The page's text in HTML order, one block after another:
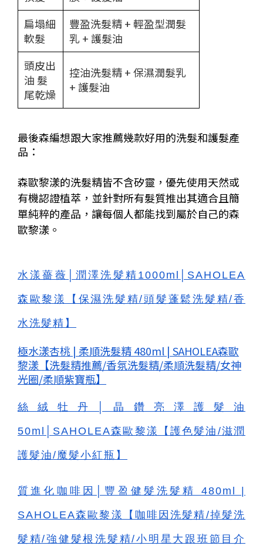
扁塌細
軟髮
豐盈洗髮精 + 輕盈型潤髮
乳 + 護髮油
頭皮出
油 髮
尾乾燥
控油洗髮精 + 保濕潤髮乳
+ 護髮油
最後森編想跟大家推薦幾款好用的洗髮和護髮產
品：
森歐黎漾的洗髮精皆不含矽靈，優先使用天然或
有機認證植萃，並針對所有髮質推出其適合且簡
單純粹的產品，讓每個人都能找到屬於自己的森
歐黎漾。
水漾薔薇│潤澤洗髮精1000ml│SAHOLEA
森歐黎漾【保濕洗髮精/頭髮蓬鬆洗髮精/香
水洗髮精】
極水漾杏桃 | 柔順洗髮精 480ml | SAHOLEA森歐
黎漾【洗髮精推薦/香氛洗髮精/柔順洗髮精/女神
光圈/柔順紫寶瓶】
絲絨牡丹│晶鑽亮澤護髮油
50ml│SAHOLEA森歐黎漾【護色髮油/滋潤
護髮油/魔髮小紅瓶】
質進化咖啡因│豐盈健髮洗髮精 480ml |
SAHOLEA森歐黎漾【咖啡因洗髮精/掉髮洗
髮精/強健髮根洗髮精/小明星大跟班節目介